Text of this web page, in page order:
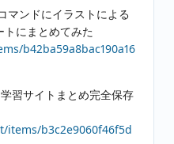
マンドにイラストによる
トにまとめてみた
b42ba59a8bac190a16
習サイトまとめ完全保存
b3c2e9060f46f5d